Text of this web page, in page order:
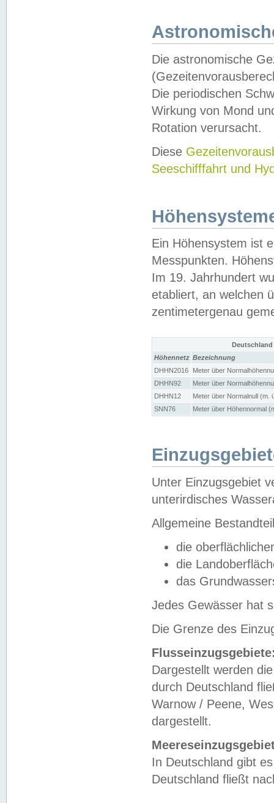
Die astronomische
Die periodischen
Wirkung von Mond
Rotation verursacht.
Diese
Seeschifffahrt und
Ein Höhensystem ist
Messpunkten.
Im 19. Jahrhundert
etabliert, an welchen
zentimetergenau
Höhennetz Bezeichnung
DHHN2016
Meter über
DHHN92
Meter über
DHHN12
Meter über Normalnull (m.
SNN76
Meter über Höhennormal
Unter Einzugsgebiet
unterirdisches
Allgemeine
die
die
das
Jedes Gewässer hat
Die Grenze des
Dargestellt werden
durch Deutschland
Warnow / Peene,
dargestellt.
In Deutschland gibt
Deutschland fließt